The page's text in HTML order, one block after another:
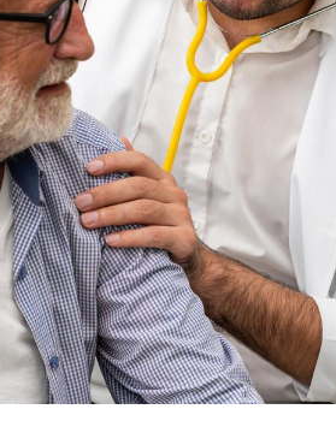
Fortes chaleurs :
pourquoi le risque de
noyade grimpe-t-il ?
Le Viagra pourrait-il
freiner la propagation du
cancer ?
Pourquoi manger moins
de protéines pourrait
finalement être bénéfique